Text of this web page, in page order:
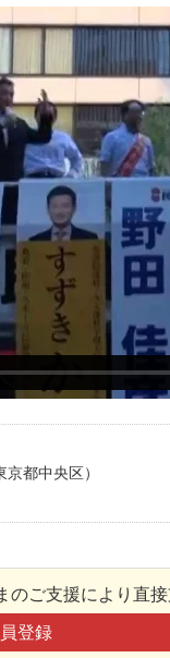
都中央区）
のご支援により直
登録